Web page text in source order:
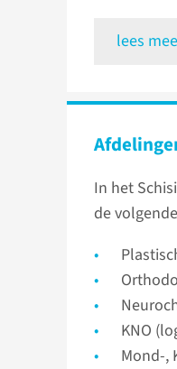
lees
In het
de
KNO
Mond-,